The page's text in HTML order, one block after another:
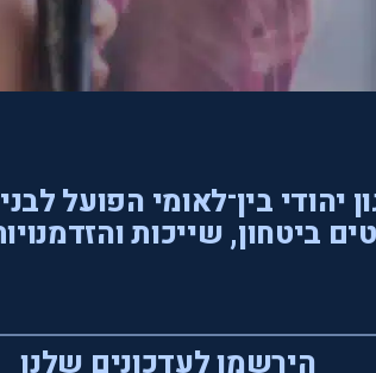
יהודי בין־לאומי הפועל
ביטחון, שייכות
הירשמו לעדכונים שלנו